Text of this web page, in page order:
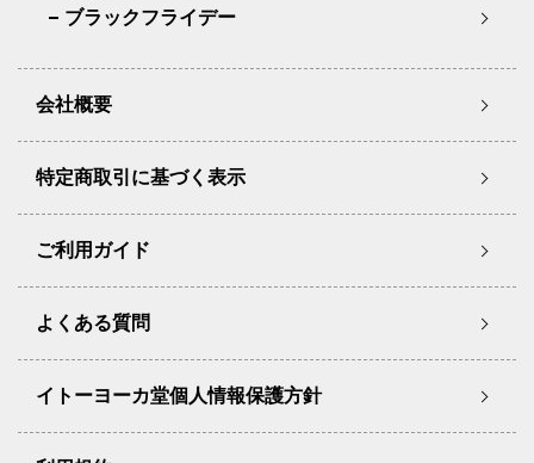
ブラックフライデー
会社概要
特定商取引に基づく表示
ご利用ガイド
よくある質問
イトーヨーカ堂個人情報保護方針